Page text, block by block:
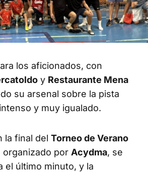
los aficionados, con
y Restaurante Mena
su arsenal sobre la pista
y muy igualado.
la final del Torneo de Verano
organizado por Acydma, se
el último minuto, y la